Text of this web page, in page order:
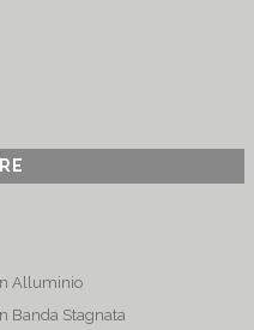
Alluminio
Banda Stagnata